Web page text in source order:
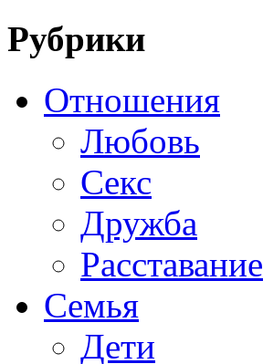
Рубрики
Отношения
Любовь
Секс
Дружба
Расставание
Семья
Дети